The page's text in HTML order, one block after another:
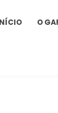
O